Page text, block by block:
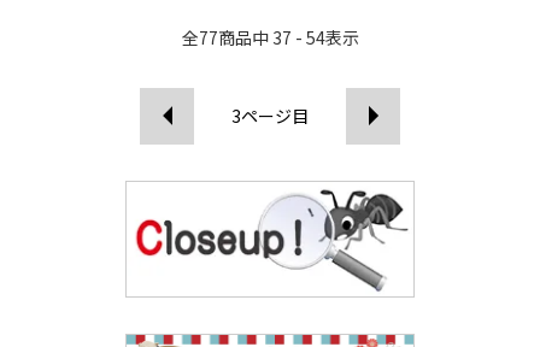
全77商品中 37 - 54表示
3ページ目